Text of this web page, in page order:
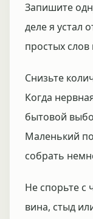
Запишите
деле я устал
простых слов
Снизьте
Когда
бытовой
Маленький
собрать
Не спорьте с
вина, стыд